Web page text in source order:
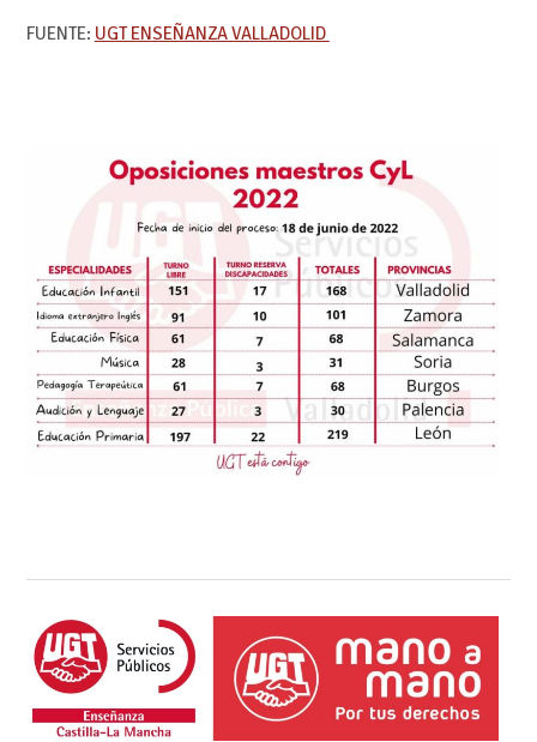
FUENTE: UGT ENSEÑANZA VALLADOLID